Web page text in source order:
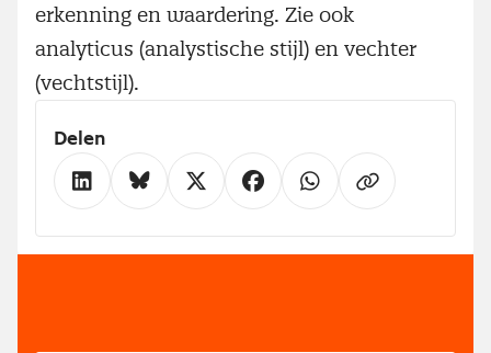
erkenning en waardering. Zie ook
analyticus (analystische stijl) en vechter
(vechtstijl).
Delen